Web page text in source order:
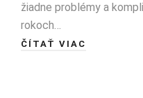
žiadne problémy a
rokoch…
ČÍTAŤ VIAC